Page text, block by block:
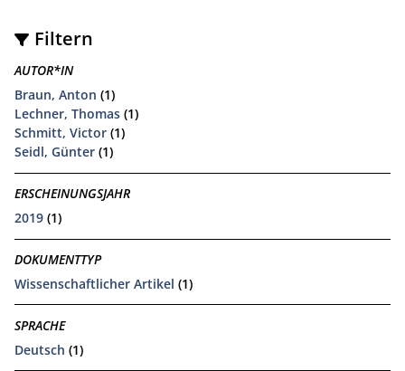
Filtern
AUTOR*IN
Braun, Anton (1)
Lechner, Thomas (1)
Schmitt, Victor (1)
Seidl, Günter (1)
ERSCHEINUNGSJAHR
2019 (1)
DOKUMENTTYP
Wissenschaftlicher Artikel (1)
SPRACHE
Deutsch (1)